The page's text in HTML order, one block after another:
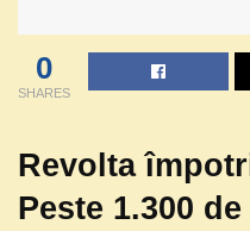
0
SHARES
Revolta
Peste 1.300